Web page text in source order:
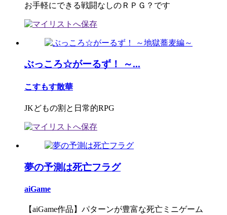
お手軽にできる戦闘なしのＲＰＧ？です
ぶっころ☆がーるず！ ～...
こすもす散華
JKどもの割と日常的RPG
夢の予測は死亡フラグ
aiGame
【aiGame作品】パターンが豊富な死亡ミニゲーム